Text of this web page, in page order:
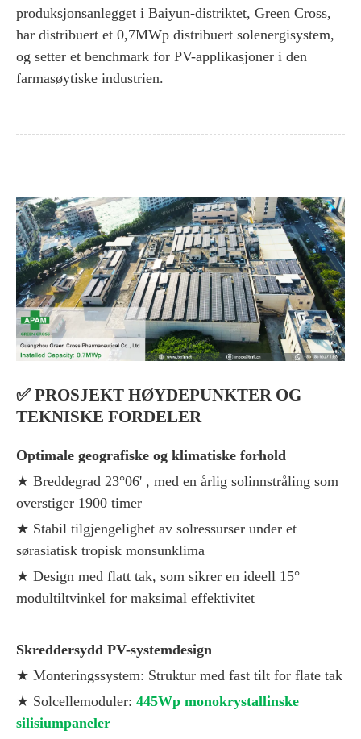
produksjonsanlegget i Baiyun-distriktet, Green Cross,
har distribuert et 0,7MWp distribuert solenergisystem,
og setter et benchmark for PV-applikasjoner i den
farmasøytiske industrien.
✅ PROSJEKT HØYDEPUNKTER OG
TEKNISKE FORDELER
Optimale geografiske og klimatiske forhold
★ Breddegrad 23°06' , med en årlig solinnstråling som
overstiger 1900 timer
★ Stabil tilgjengelighet av solressurser under et
sørasiatisk tropisk monsunklima
★ Design med flatt tak, som sikrer en ideell 15°
modultiltvinkel for maksimal effektivitet
Skreddersydd PV-systemdesign
★ Monteringssystem: Struktur med fast tilt for flate tak
★ Solcellemoduler: 445Wp monokrystallinske
silisiumpaneler